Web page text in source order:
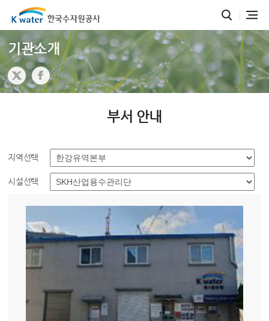
기관소개
부서 안내
지역선택
시설선택